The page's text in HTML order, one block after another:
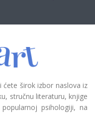
širok izbor naslova iz
stručnu literaturu, knjige
psihologiji, na